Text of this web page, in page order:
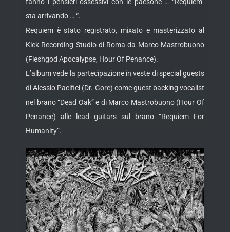
fanno i pensieri ossessivi con le paesone … “Requiem”
sta arrivando … “.
Requiem è stato registrato, mixato e masterizzato al
Kick Recording Studio di Roma da Marco Mastrobuono
(Fleshgod Apocalypse, Hour Of Penance).
L’album vede la partecipazione in veste di special guests
di Alessio Pacifici (Dr. Gore) come guest backing vocalist
nel brano “Dead Oak” e di Marco Mastrobuono (Hour Of
Penance) alle lead guitars sul brano “Requiem For
Humanity”.